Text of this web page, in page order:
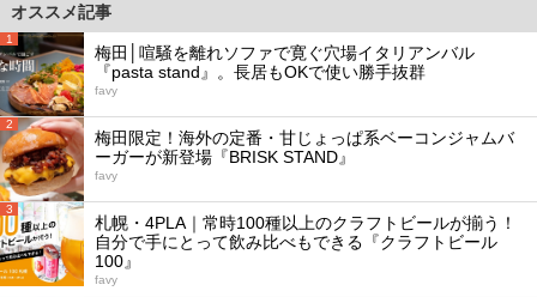
オススメ記事
1
梅田│喧騒を離れソファで寛ぐ穴場イタリアンバル
『pasta stand』。長居もOKで使い勝手抜群
favy
2
梅田限定！海外の定番・甘じょっぱ系ベーコンジャムバ
ーガーが新登場『BRISK STAND』
favy
3
札幌・4PLA｜常時100種以上のクラフトビールが揃う！
自分で手にとって飲み比べもできる『クラフトビール
100』
favy